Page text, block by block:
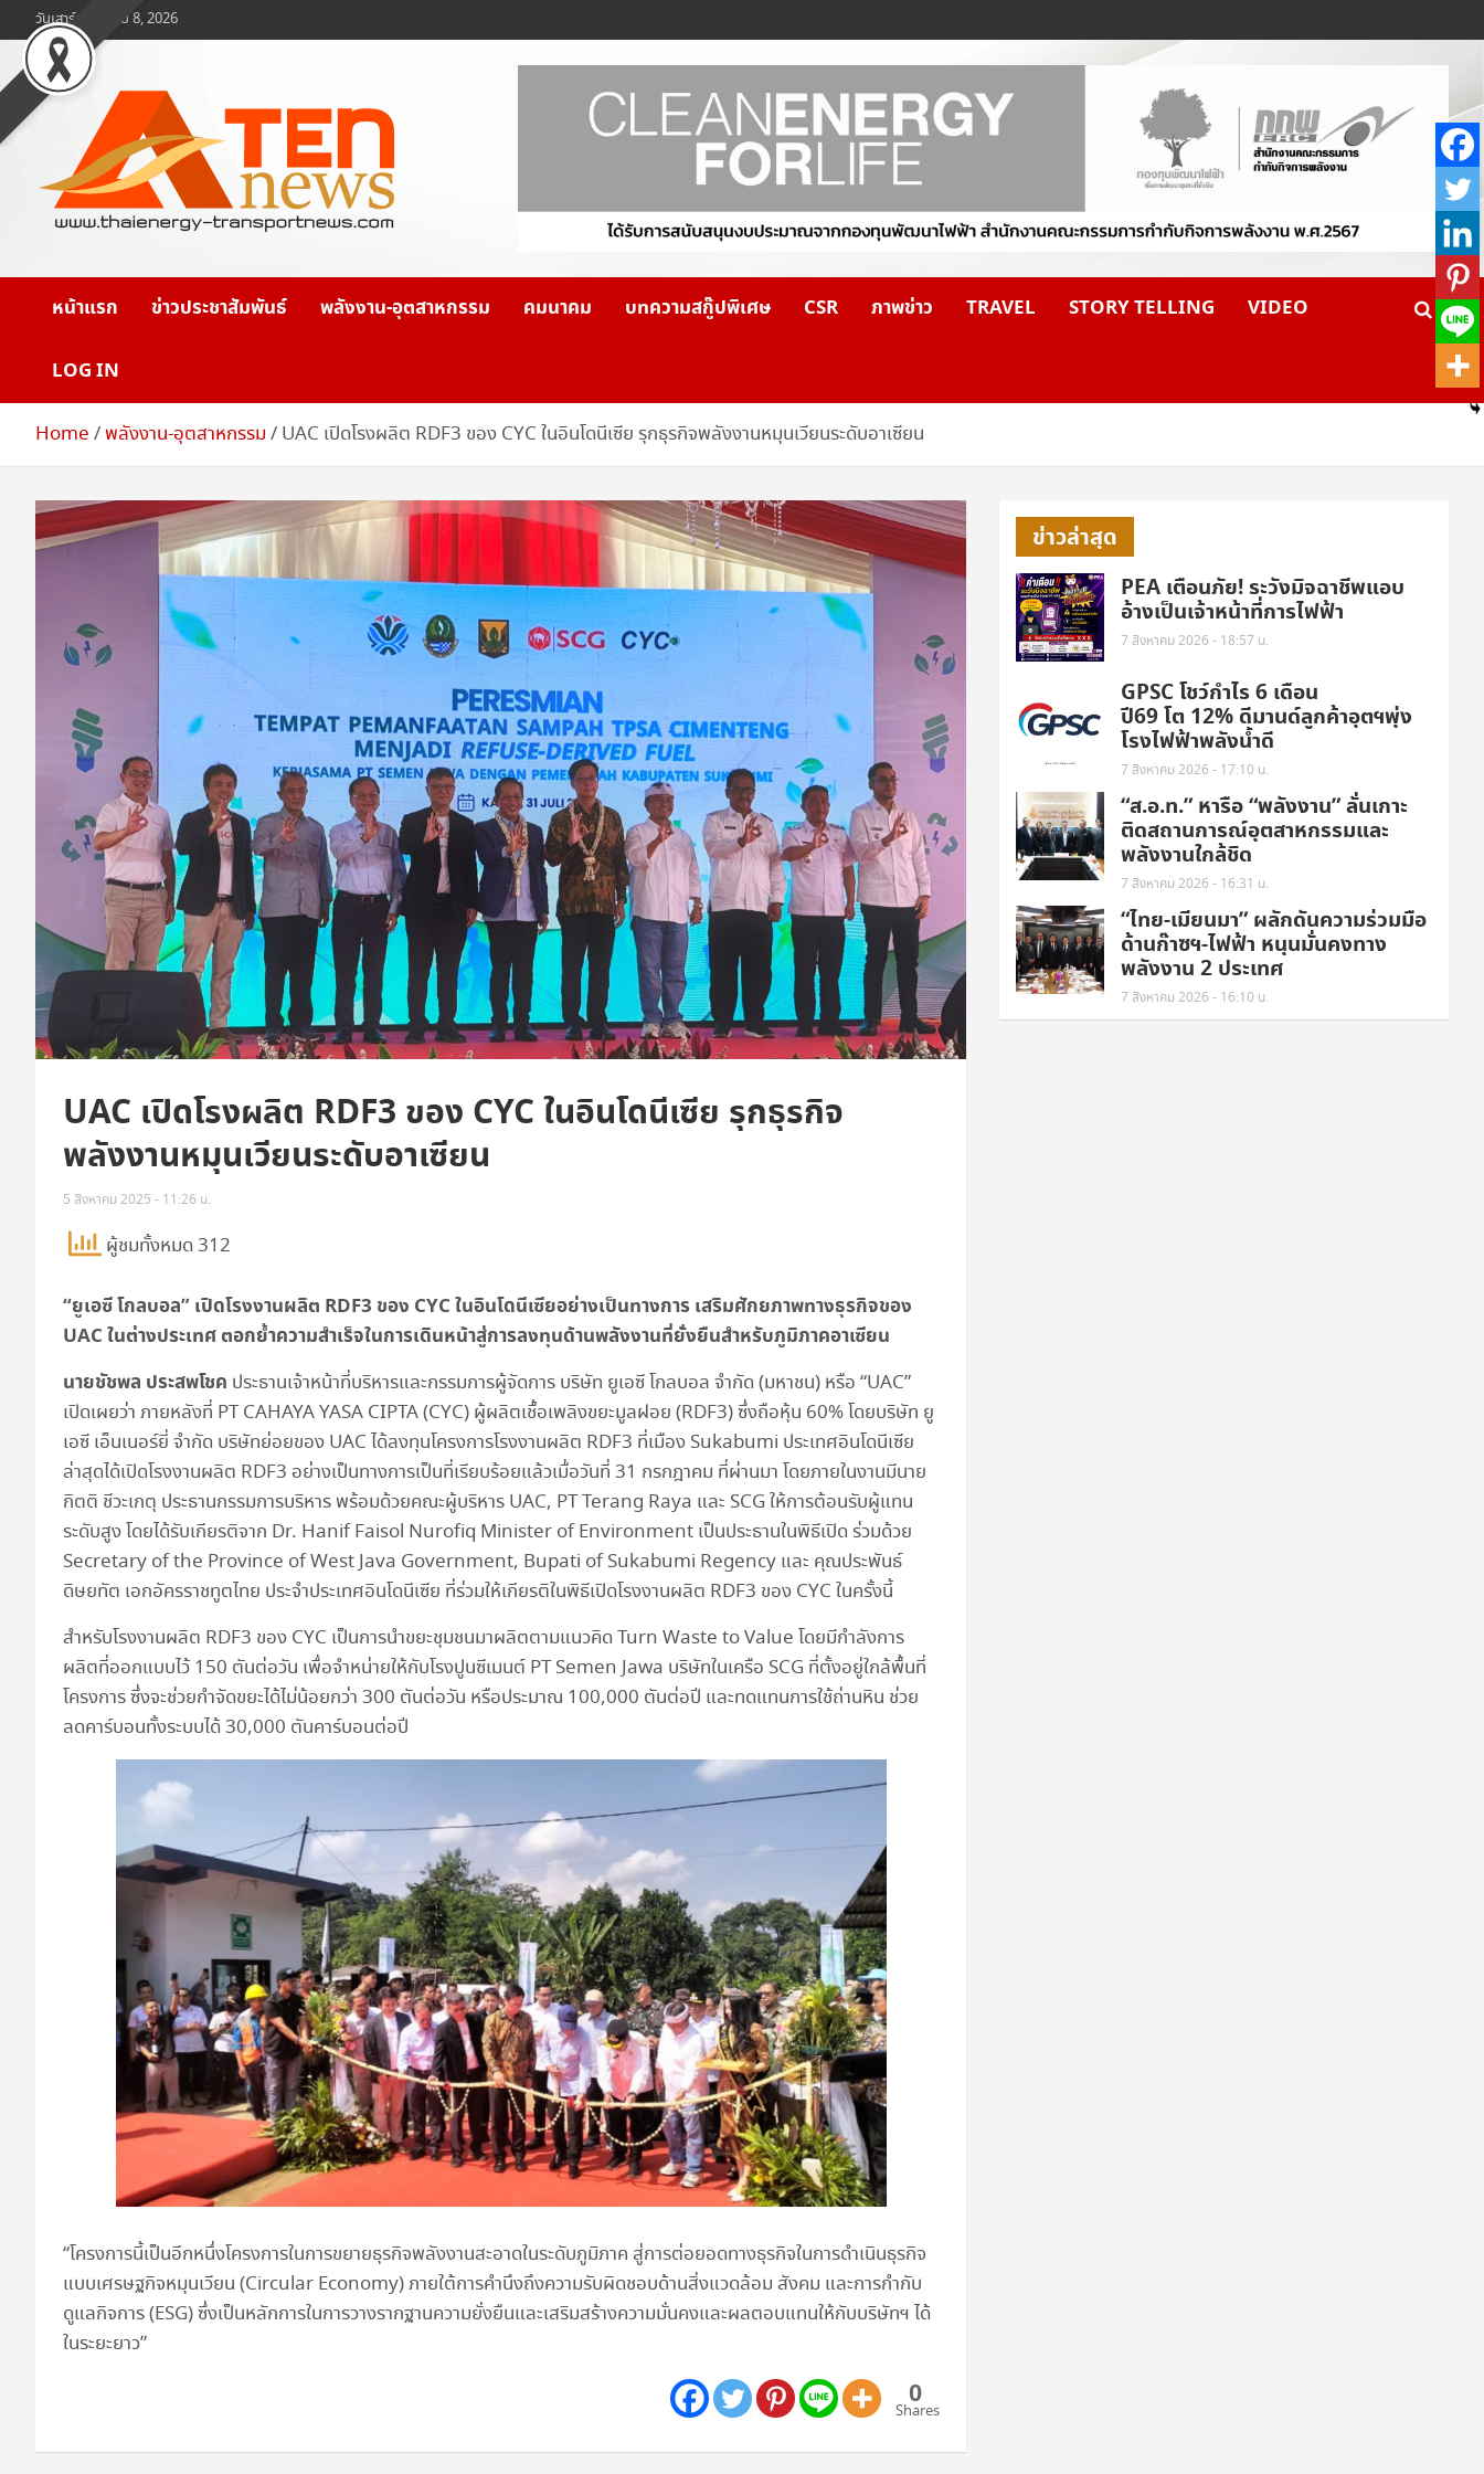
to
content
วันเสาร์, สิงหาคม 8, 2026
www.ten-news.com
หน้าแรก ข่าวประชาสัมพันธ์ พลังงาน-อุตสาหกรรม คมนาคม บทความสกู๊ปพิเศษ CSR ภาพข่าว TRAVEL STORY TELLING VIDEO
LOG IN
Home พลังงาน-อุตสาหกรรม UAC เปิดโรงผลิต RDF3 ของ CYC ในอินโดนีเซีย รุกธุรกิจพลังงานหมุนเวียนระดับอาเซียน
UAC เปิดโรงผลิต RDF3 ของ CYC ในอินโดนีเซีย รุกธุรกิจ
พลังงานหมุนเวียนระดับอาเซียน
5 สิงหาคม 2025 - 11:26 น.
ผู้ชมทั้งหมด 312
“ยูเอซี โกลบอล” เปิดโรงงานผลิต RDF3 ของ CYC ในอินโดนีเซียอย่างเป็นทางการ เสริมศักยภาพทางธุรกิจของ
UAC ในต่างประเทศ ตอกย้ำความสำเร็จในการเดินหน้าสู่การลงทุนด้านพลังงานที่ยั่งยืนสำหรับภูมิภาคอาเซียน
นายชัชพล ประสพโชค ประธานเจ้าหน้าที่บริหารและกรรมการผู้จัดการ บริษัท ยูเอซี โกลบอล จำกัด (มหาชน) หรือ “UAC”
เปิดเผยว่า ภายหลังที่ PT CAHAYA YASA CIPTA (CYC) ผู้ผลิตเชื้อเพลิงขยะมูลฝอย (RDF3) ซึ่งถือหุ้น 60% โดยบริษัท ยู
เอซี เอ็นเนอร์ยี่ จำกัด บริษัทย่อยของ UAC ได้ลงทุนโครงการโรงงานผลิต RDF3 ที่เมือง Sukabumi ประเทศอินโดนีเซีย
ล่าสุดได้เปิดโรงงานผลิต RDF3 อย่างเป็นทางการเป็นที่เรียบร้อยแล้วเมื่อวันที่ 31 กรกฎาคม ที่ผ่านมา โดยภายในงานมีนาย
กิตติ ชีวะเกตุ ประธานกรรมการบริหาร พร้อมด้วยคณะผู้บริหาร UAC, PT Terang Raya และ SCG ให้การต้อนรับผู้แทน
ระดับสูง โดยได้รับเกียรติจาก Dr. Hanif Faisol Nurofiq Minister of Environment เป็นประธานในพิธีเปิด ร่วมด้วย
Secretary of the Province of West Java Government, Bupati of Sukabumi Regency และ คุณประพันธ์
ดิษยทัต เอกอัครราชทูตไทย ประจำประเทศอินโดนีเซีย ที่ร่วมให้เกียรติในพิธีเปิดโรงงานผลิต RDF3 ของ CYC ในครั้งนี้
สำหรับโรงงานผลิต RDF3 ของ CYC เป็นการนำขยะชุมชนมาผลิตตามแนวคิด Turn Waste to Value โดยมีกำลังการ
ผลิตที่ออกแบบไว้ 150 ตันต่อวัน เพื่อจำหน่ายให้กับโรงปูนซีเมนต์ PT Semen Jawa บริษัทในเครือ SCG ที่ตั้งอยู่ใกล้พื้นที่
โครงการ ซึ่งจะช่วยกำจัดขยะได้ไม่น้อยกว่า 300 ตันต่อวัน หรือประมาณ 100,000 ตันต่อปี และทดแทนการใช้ถ่านหิน ช่วย
ลดคาร์บอนทั้งระบบได้ 30,000 ตันคาร์บอนต่อปี
“โครงการนี้เป็นอีกหนึ่งโครงการในการขยายธุรกิจพลังงานสะอาดในระดับภูมิภาค สู่การต่อยอดทางธุรกิจในการดำเนินธุรกิจ
แบบเศรษฐกิจหมุนเวียน (Circular Economy) ภายใต้การคำนึงถึงความรับผิดชอบด้านสิ่งแวดล้อม สังคม และการกำกับ
ดูแลกิจการ (ESG) ซึ่งเป็นหลักการในการวางรากฐานความยั่งยืนและเสริมสร้างความมั่นคงและผลตอบแทนให้กับบริษัทฯ ได้
ในระยะยาว”
0
Shares
ข่าวล่าสุด
PEA เตือนภัย! ระวังมิจฉาชีพแอบ
อ้างเป็นเจ้าหน้าที่การไฟฟ้า
7 สิงหาคม 2026 - 18:57 น.
GPSC โชว์กำไร 6 เดือน
ปี69 โต 12% ดีมานด์ลูกค้าอุตฯพุ่ง
โรงไฟฟ้าพลังน้ำดี
7 สิงหาคม 2026 - 17:10 น.
“ส.อ.ท.” หารือ “พลังงาน” ลั่นเกาะ
ติดสถานการณ์อุตสาหกรรมและ
พลังงานใกล้ชิด
7 สิงหาคม 2026 - 16:31 น.
“ไทย-เมียนมา” ผลักดันความร่วมมือ
ด้านก๊าซฯ-ไฟฟ้า หนุนมั่นคงทาง
พลังงาน 2 ประเทศ
7 สิงหาคม 2026 - 16:10 น.